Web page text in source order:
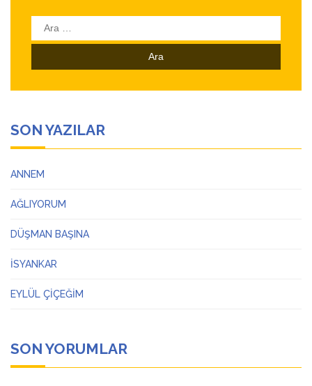
Arama:
SON YAZILAR
ANNEM
AĞLIYORUM
DÜŞMAN BAŞINA
İSYANKAR
EYLÜL ÇİÇEĞİM
SON YORUMLAR